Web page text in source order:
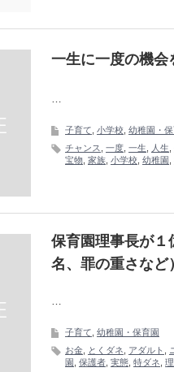
一生に一度の機会
…
子育て 小学校 幼稚園・保
チャンス
一度 一生 人生
宝物 家族 小学校 幼稚園
保育園理事長が１
名、罪の重さなど）
…
子育て 幼稚園・保育園
お金
とくダネ アダルト
園
保護者 実態 特ダネ